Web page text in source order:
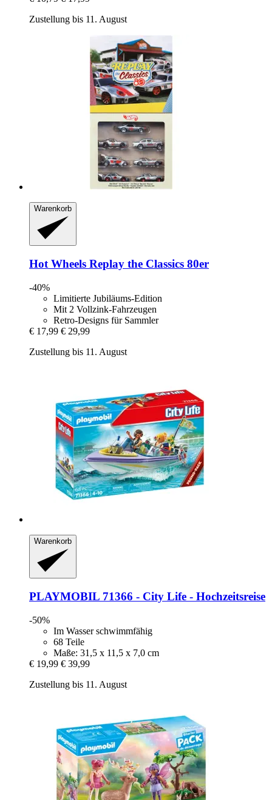
Zustellung bis 11. August
Warenkorb
Hot Wheels Replay the Classics 80er
-40%
Limitierte Jubiläums-Edition
Mit 2 Vollzink-Fahrzeugen
Retro-Designs für Sammler
€ 17,99 € 29,99
Zustellung bis 11. August
Warenkorb
PLAYMOBIL 71366 -​ City Life -​ Hochzeitsreise
-50%
Im Wasser schwimmfähig
68 Teile
Maße: 31,5 x 11,5 x 7,0 cm
€ 19,99 € 39,99
Zustellung bis 11. August